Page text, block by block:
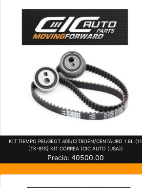
KIT TIEMPO PEUGEOT 405/CITROEN/CENTAURO 1.8L (11
[TK-915] KIT CORREA (CIC AUTO (USA))
Precio: 40500.00